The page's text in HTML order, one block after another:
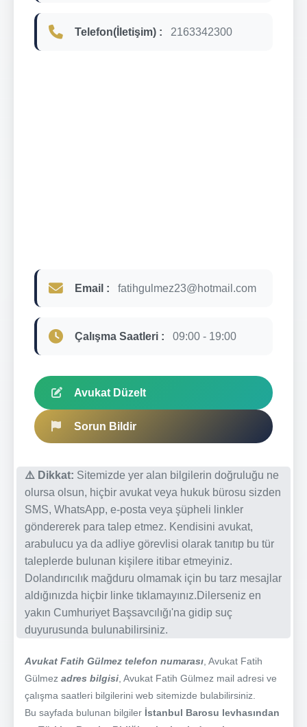
Telefon(İletişim) : 2163342300
Email : fatihgulmez23@hotmail.com
Çalışma Saatleri : 09:00 - 19:00
Avukat Düzelt
Sorun Bildir
⚠️ Dikkat: Sitemizde yer alan bilgilerin doğruluğu ne
olursa olsun, hiçbir avukat veya hukuk bürosu sizden
SMS, WhatsApp, e-posta veya şüpheli linkler
göndererek para talep etmez. Kendisini avukat,
arabulucu ya da adliye görevlisi olarak tanıtıp bu tür
taleplerde bulunan kişilere itibar etmeyiniz.
Dolandırıcılık mağduru olmamak için bu tarz mesajlar
aldığınızda hiçbir linke tıklamayınız.Dilerseniz en
yakın Cumhuriyet Başsavcılığı'na gidip suç
duyurusunda bulunabilirsiniz.
Avukat Fatih Gülmez telefon numarası , Avukat Fatih
Gülmez adres bilgisi , Avukat Fatih Gülmez mail adresi ve
çalışma saatleri bilgilerini web sitemizde bulabilirsiniz.
Bu sayfada bulunan bilgiler İstanbul Barosu levhasından